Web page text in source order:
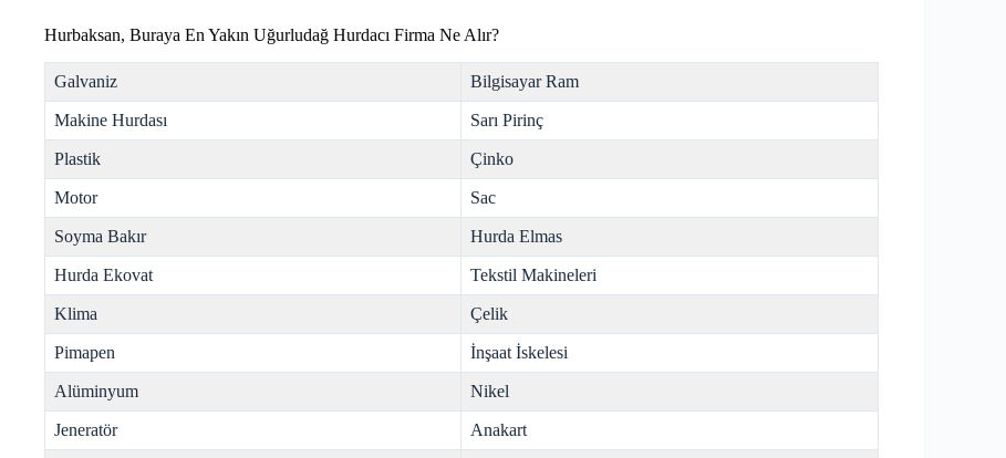
Hurbaksan, Buraya En Yakın Uğurludağ Hurdacı Firma Ne Alır?
Galvaniz Bilgisayar Ram
Makine Hurdası Sarı Pirinç
Plastik Çinko
Motor Sac
Soyma Bakır Hurda Elmas
Hurda Ekovat Tekstil Makineleri
Klima Çelik
Pimapen İnşaat İskelesi
Alüminyum Nikel
Jeneratör Anakart